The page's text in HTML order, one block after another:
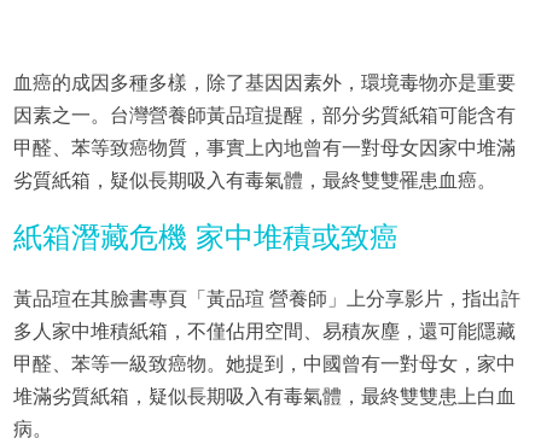
血癌的成因多種多樣，除了基因因素外，環境毒物亦是重要
因素之一。台灣營養師黃品瑄提醒，部分劣質紙箱可能含有
甲醛、苯等致癌物質，事實上內地曾有一對母女因家中堆滿
劣質紙箱，疑似長期吸入有毒氣體，最終雙雙罹患血癌。
紙箱潛藏危機 家中堆積或致癌
黃品瑄在其臉書專頁「黃品瑄 營養師」上分享影片，指出許
多人家中堆積紙箱，不僅佔用空間、易積灰塵，還可能隱藏
甲醛、苯等一級致癌物。她提到，中國曾有一對母女，家中
堆滿劣質紙箱，疑似長期吸入有毒氣體，最終雙雙患上白血
病。